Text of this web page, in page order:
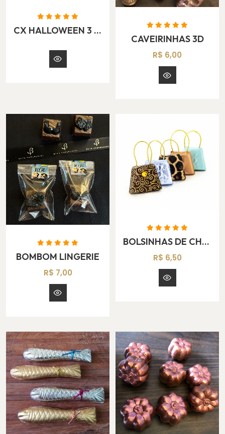
CX HALLOWEEN 3 BOMBONS
CAVEIRINHAS 3D
R$ 6,00
BOMBOM LINGERIE
R$ 7,00
BOLSINHAS DE CHOCOLATE
R$ 6,50